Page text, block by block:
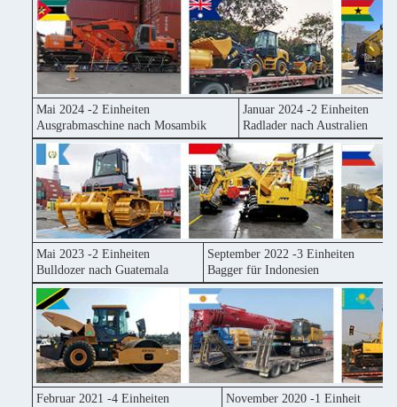
Mai 2024 -2 Einheiten
Ausgrabmaschine nach Mosambik
Januar 2024 -2 Einheiten
Radlader nach Australien
Mai 2023 -2 Einheiten
Bulldozer nach Guatemala
September 2022 -3 Einheiten
Bagger für Indonesien
Februar 2021 -4 Einheiten
November 2020 -1 Einheit